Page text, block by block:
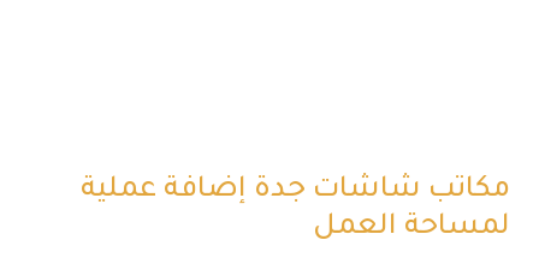
مكاتب شاشات جدة إضافة عملية
لمساحة العمل